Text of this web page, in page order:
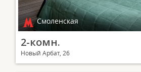
Смоленская
2-комн.
Новый Арбат, 26